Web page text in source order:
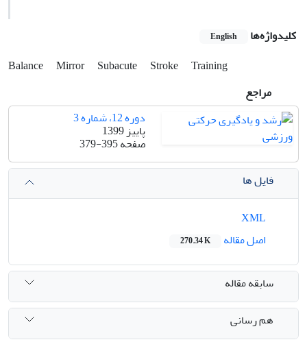
کلیدواژه‌ها English
Balance Mirror Subacute Stroke
Training
مراجع
دوره 12، شماره 3
پاییز 1399
صفحه379-395
فایل ها
اصل مقاله
270.34 K
سابقه مقاله
هم رسانی